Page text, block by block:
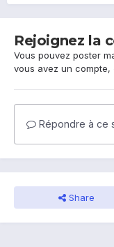
Rejoignez la
Vous pouvez poster
vous avez un compte,
Répondre à ce
Share